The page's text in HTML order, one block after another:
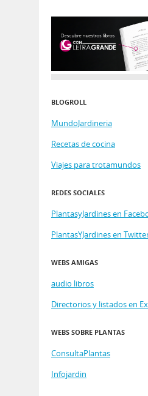
BLOGROLL
MundoJardineria
Recetas de cocina
Viajes para trotamundos
REDES SOCIALES
PlantasyJardines en
PlantasYJardines en
WEBS AMIGAS
audio libros
Directorios y listados en
WEBS SOBRE PLANTAS
ConsultaPlantas
Infojardin